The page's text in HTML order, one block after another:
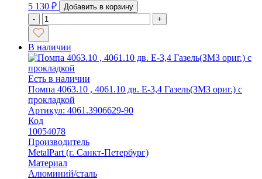
5 130 ₽
Добавить в корзину
-
+
В наличии
Есть в наличии
Помпа 4063.10 , 4061.10 дв. Е-3,4 Газель(ЗМЗ ориг.) с
прокладкой
Артикул: 4061.3906629-90
Код
10054078
Производитель
MetalPart (г. Санкт-Петербург)
Материал
Алюминий/сталь